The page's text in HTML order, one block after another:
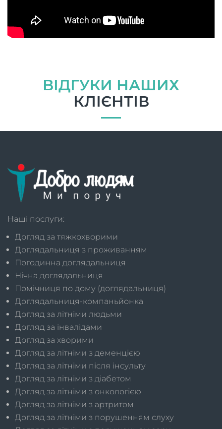
ВІДГУКИ НАШИХ
КЛІЄНТІВ
Наші послуги:
Догляд за тяжкохворими
Доглядальниця з проживанням
Погодинна доглядальниця
Нічна доглядальниця
Помічниця по дому (доглядальниця)
Доглядальниця-компаньйонка
Догляд за літніми людьми
Догляд за інвалідами
Догляд за хворими
Догляд за літніми з деменцією
Догляд за літніми після інсульту
Догляд за літніми з діабетом
Догляд за літніми з онкологією
Догляд за літніми з артритом
Догляд за літніми з порушенням слуху